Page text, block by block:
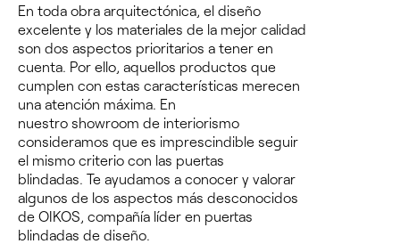
En toda obra arquitectónica, el diseño
excelente y los materiales de la mejor calidad
son dos aspectos prioritarios a tener en
cuenta. Por ello, aquellos productos que
cumplen con estas características merecen
una atención máxima. En
nuestro showroom de interiorismo
consideramos que es imprescindible seguir
el mismo criterio con las puertas
blindadas. Te ayudamos a conocer y valorar
algunos de los aspectos más desconocidos
de OIKOS, compañía líder en puertas
blindadas de diseño.